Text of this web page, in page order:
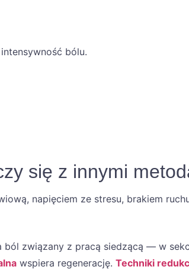
bólu.
się z innymi
napięciem ze stresu, brakiem
ból związany z pracą siedzącą — w
wspiera regenerację. Techniki